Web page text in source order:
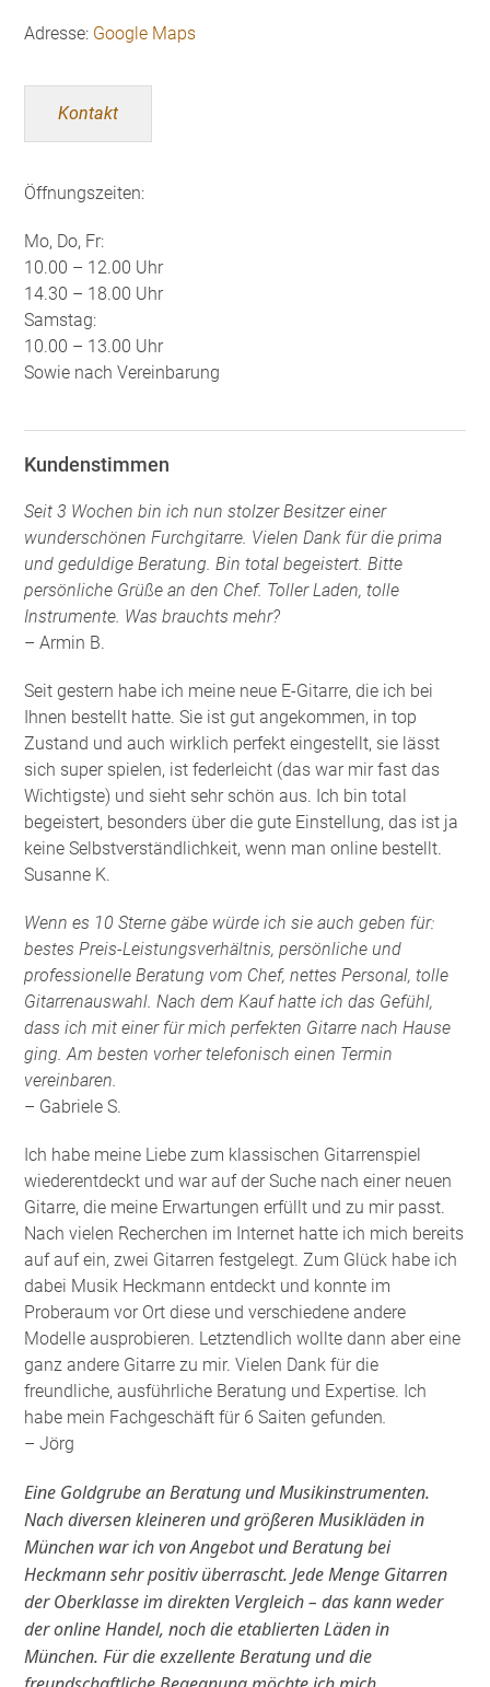
Adresse: Google Maps
Kontakt
Öffnungszeiten:
Mo, Do, Fr:
10.00 – 12.00 Uhr
14.30 – 18.00 Uhr
Samstag:
10.00 – 13.00 Uhr
Sowie nach Vereinbarung
Kundenstimmen
Seit 3 Wochen bin ich nun stolzer Besitzer einer
wunderschönen Furchgitarre. Vielen Dank für die prima
und geduldige Beratung. Bin total begeistert. Bitte
persönliche Grüße an den Chef. Toller Laden, tolle
Instrumente. Was brauchts mehr?
– Armin B.
Seit gestern habe ich meine neue E-Gitarre, die ich bei
Ihnen bestellt hatte. Sie ist gut angekommen, in top
Zustand und auch wirklich perfekt eingestellt, sie lässt
sich super spielen, ist federleicht (das war mir fast das
Wichtigste) und sieht sehr schön aus. Ich bin total
begeistert, besonders über die gute Einstellung, das ist ja
keine Selbstverständlichkeit, wenn man online bestellt.
Susanne K.
Wenn es 10 Sterne gäbe würde ich sie auch geben für:
bestes Preis-Leistungsverhältnis, persönliche und
professionelle Beratung vom Chef, nettes Personal, tolle
Gitarrenauswahl. Nach dem Kauf hatte ich das Gefühl,
dass ich mit einer für mich perfekten Gitarre nach Hause
ging. Am besten vorher telefonisch einen Termin
vereinbaren.
– Gabriele S.
Ich habe meine Liebe zum klassischen Gitarrenspiel
wiederentdeckt und war auf der Suche nach einer neuen
Gitarre, die meine Erwartungen erfüllt und zu mir passt.
Nach vielen Recherchen im Internet hatte ich mich bereits
auf auf ein, zwei Gitarren festgelegt. Zum Glück habe ich
dabei Musik Heckmann entdeckt und konnte im
Proberaum vor Ort diese und verschiedene andere
Modelle ausprobieren. Letztendlich wollte dann aber eine
ganz andere Gitarre zu mir. Vielen Dank für die
freundliche, ausführliche Beratung und Expertise. Ich
habe mein Fachgeschäft für 6 Saiten gefunden
– Jörg
Eine Goldgrube an Beratung und Musikinstrumenten.
Nach diversen kleineren und größeren Musikläden in
München war ich von Angebot und Beratung bei
Heckmann sehr positiv überrascht. Jede Menge Gitarren
der Oberklasse im direkten Vergleich – das kann weder
der online Handel, noch die etablierten Läden in
München. Für die exzellente Beratung und die